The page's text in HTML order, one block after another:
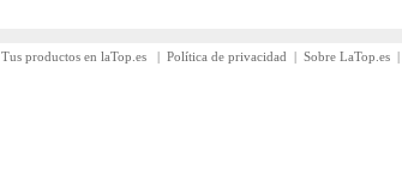
Tus productos en laTop.es | Política de privacidad | Sobre LaTop.es|